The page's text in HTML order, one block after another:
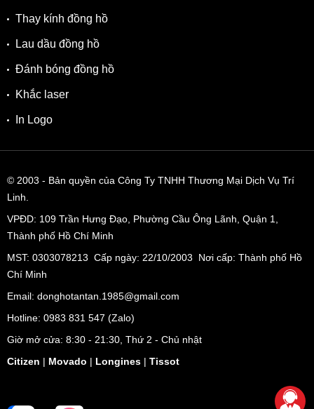
Thay kính đồng hồ
Lau dầu đồng hồ
Đánh bóng đồng hồ
Khắc laser
In Logo
© 2003 - Bản quyền của Công Ty TNHH Thương Mại Dịch Vụ Trí
Linh.
VPĐD: 109 Trần Hưng Đạo, Phường Cầu Ông Lãnh, Quận 1,
Thành phố Hồ Chí Minh
MST: 0303078213 Cấp ngày: 22/10/2003 Nơi cấp: Thành phố Hồ
Chí Minh
Email: donghotantan.1985@gmail.com
Hotline: 0983 831 547 (Zalo)
Giờ mở cửa: 8:30 - 21:30, Thứ 2 - Chủ nhật
Citizen | Movado | Longines | Tissot